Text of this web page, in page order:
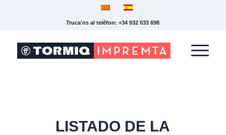
Truca'ns al telèfon: +34 932 033 698
LISTADO DE LA